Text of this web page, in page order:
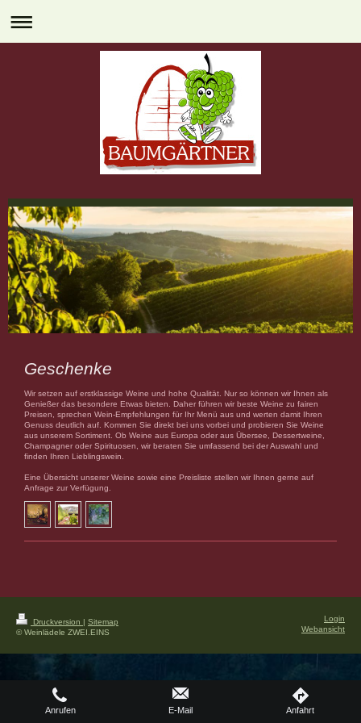
Geschenke
Wir setzen auf erstklassige Weine und hohe Qualität. Nur so können wir Ihnen als
Genießer das besondere Etwas bieten. Daher führen wir beste Weine zu fairen
Preisen, sprechen Wein-Empfehlungen für Ihr Menü aus und werten damit Ihren
Genuss deutlich auf. Kommen Sie direkt bei uns vorbei und probieren Sie Weine
aus unserem Sortiment. Ob Weine aus Europa oder aus Übersee, Dessertweine,
Champagner oder Spirituosen, wir beraten Sie umfassend bei der Auswahl und
finden Ihren Lieblingswein.
Eine Übersicht unserer Weine sowie eine Preisliste stellen wir Ihnen gerne auf
Anfrage zur Verfügung.
Druckversion
Sitemap
© Weinlädele ZWEI.EINS
Login
Webansicht
Anrufen E-Mail Anfahrt